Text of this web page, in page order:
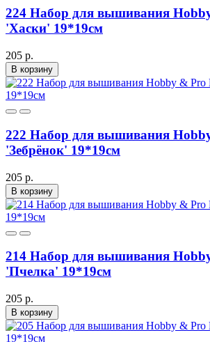
224 Набор для вышивания
'Хаски' 19*19см
205 р.
В корзину
222 Набор для вышивания
'Зебрёнок' 19*19см
205 р.
В корзину
214 Набор для вышивания
'Пчелка' 19*19см
205 р.
В корзину